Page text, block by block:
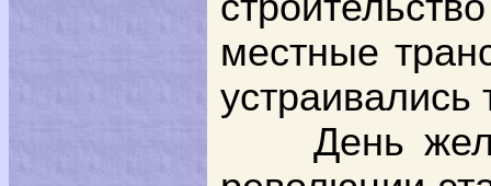
местные
День